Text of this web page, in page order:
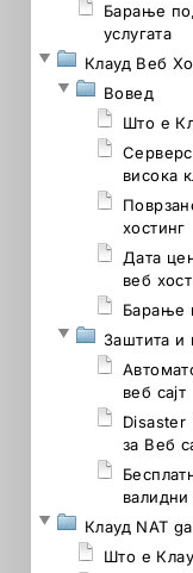
Барање
услугата
Клауд Веб
Вовед
Што е
висока
хостинг
Дата
веб
Барање
Заштита и
веб сајт
Disaster
за Веб
валидни
Клауд NAT
Што е